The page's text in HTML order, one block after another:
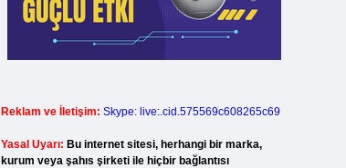
Reklam ve İletişim: Skype: live:.cid.575569c608265c69
Yasal Uyarı: Bu internet sitesi, herhangi bir marka,
kurum veya şahıs şirketi ile hiçbir bağlantısı